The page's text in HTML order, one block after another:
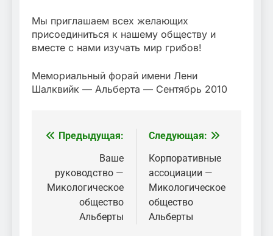
Мы приглашаем всех желающих
присоединиться к нашему обществу и
вместе с нами изучать мир грибов!
Мемориальный форай имени Лени
Шалквийк — Альберта — Сентябрь 2010
Навигация
записям
Предыдущая:
Ваше
руководство —
Микологическое
общество
Альберты
Следующая:
Корпоративные
ассоциации —
Микологическое
общество
Альберты